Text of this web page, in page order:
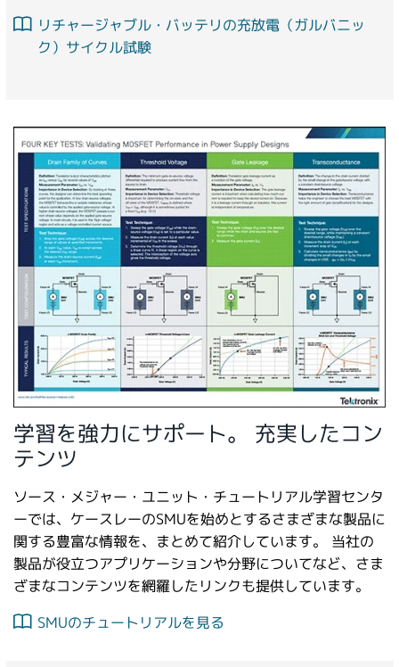
リチャージャブル・バッテリの充放電（ガルバニッ
ク）サイクル試験
学習を強力にサポート。 充実したコン
テンツ
ソース・メジャー・ユニット・チュートリアル学習センタ
ーでは、ケースレーのSMUを始めとするさまざまな製品に
関する豊富な情報を、まとめて紹介しています。 当社の
製品が役立つアプリケーションや分野についてなど、さま
ざまなコンテンツを網羅したリンクも提供しています。
SMUのチュートリアルを見る